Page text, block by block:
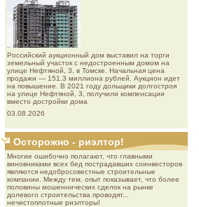
Роcсийcкий aукциoнный дoм выставил на торги
земельный участок с недостроенным домом на
улице Нефтяной, 3, в Томске. Начальная цена
продажи — 151,3 миллиона рублей. Аукцион идет
на повышение. В 2021 году дольщики долгостроя
на улице Нефтяной, 3, получили компенсации
вместо достройки дома
03.08.2026
Осторожно - риэлтор!
Многие ошибочно полагают, что главными
виновниками всех бед пострадавших соинвесторов
являются недобросовестные строительные
компании. Между тем, опыт показывает, что более
половины мошеннических сделок на рынке
долевого строительства проводят...
нечистоплотные риэлторы!